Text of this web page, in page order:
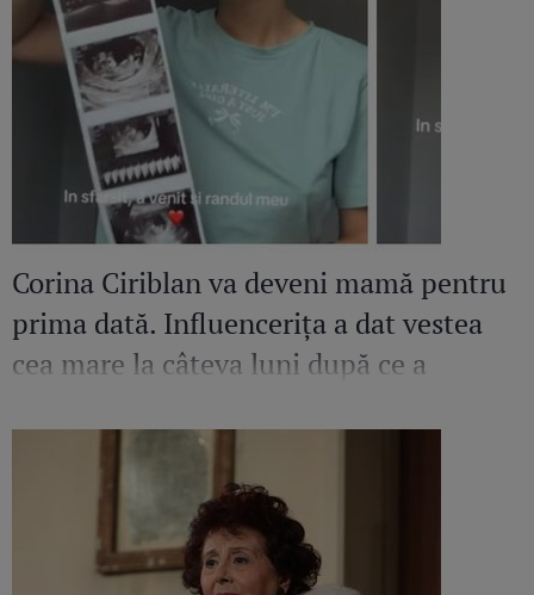
Corina Ciriblan va deveni mamă pentru
prima dată. Influencerița a dat vestea
cea mare la câteva luni după ce a